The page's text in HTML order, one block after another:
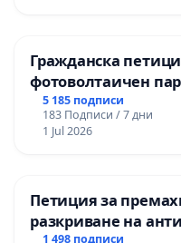
Гражданска
фотоволтаичен
Радомир
5 185 подписи
183 Подписи / 7 дни
1 Jul 2026
Петиция за
разкриване на
1 498 подписи